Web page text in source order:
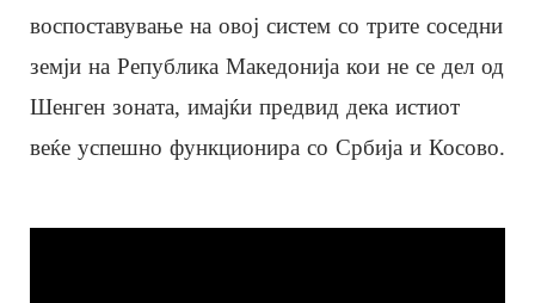
воспоставување на овој систем со трите соседни
земји на Република Македонија кои не се дел од
Шенген зоната, имајќи предвид дека истиот
веќе успешно функционира со Србија и Косово.